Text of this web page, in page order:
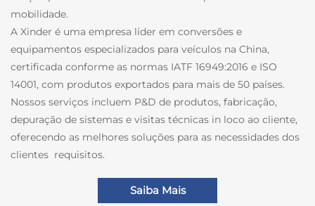
mobilidade.
A Xinder é uma empresa líder em conversões e
equipamentos especializados para veículos na China,
certificada conforme as normas IATF 16949:2016 e ISO
14001, com produtos exportados para mais de 50 países.
Nossos serviços incluem P&D de produtos, fabricação,
depuração de sistemas e visitas técnicas in loco ao cliente,
oferecendo as melhores soluções para as necessidades dos
clientes requisitos.
Saiba Mais